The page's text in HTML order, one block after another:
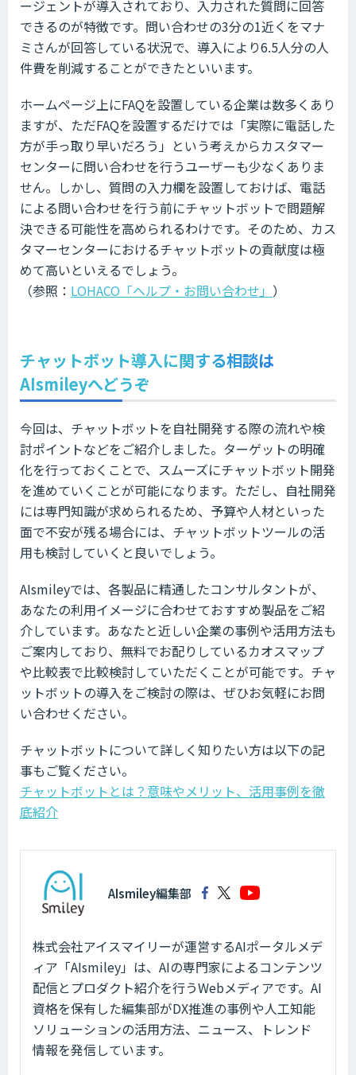
ージェントが導入されており、入力された質問に回答
できるのが特徴です。問い合わせの3分の1近くをマナ
ミさんが回答している状況で、導入により6.5人分の人
件費を削減することができたといいます。
ホームページ上にFAQを設置している企業は数多くあり
ますが、ただFAQを設置するだけでは「実際に電話した
方が手っ取り早いだろう」という考えからカスタマー
センターに問い合わせを行うユーザーも少なくありま
せん。しかし、質問の入力欄を設置しておけば、電話
による問い合わせを行う前にチャットボットで問題解
決できる可能性を高められるわけです。そのため、カス
タマーセンターにおけるチャットボットの貢献度は極
めて高いといえるでしょう。
（参照： LOHACO「ヘルプ・お問い合わせ」 ）
チャットボット導入に関する相談は
AIsmileyへどうぞ
今回は、チャットボットを自社開発する際の流れや検
討ポイントなどをご紹介しました。ターゲットの明確
化を行っておくことで、スムーズにチャットボット開発
を進めていくことが可能になります。ただし、自社開発
には専門知識が求められるため、予算や人材といった
面で不安が残る場合には、チャットボットツールの活
用も検討していくと良いでしょう。
AIsmileyでは、各製品に精通したコンサルタントが、
あなたの利用イメージに合わせておすすめ製品をご紹
介しています。あなたと近しい企業の事例や活用方法も
ご案内しており、無料でお配りしているカオスマップ
や比較表で比較検討していただくことが可能です。チャ
ットボットの導入をご検討の際は、ぜひお気軽にお問
い合わせください。
チャットボットについて詳しく知りたい方は以下の記
事もご覧ください。
チャットボットとは？意味やメリット、活用事例を徹
底紹介
AIsmiley編集部
株式会社アイスマイリーが運営するAIポータルメデ
ィア「AIsmiley」は、AIの専門家によるコンテンツ
配信とプロダクト紹介を行うWebメディアです。AI
資格を保有した編集部がDX推進の事例や人工知能
ソリューションの活用方法、ニュース、トレンド
情報を発信しています。